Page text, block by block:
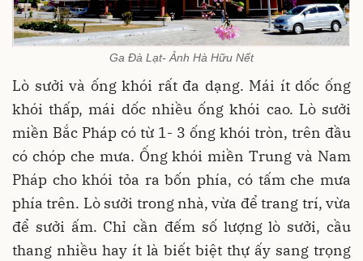
Ga Đà Lạt- Ảnh Hà Hữu Nết
Lò sưởi và ống khói rất đa dạng. Mái ít dốc ống
khói thấp, mái dốc nhiều ống khói cao. Lò sưởi
miền Bắc Pháp có từ 1- 3 ống khói tròn, trên đầu
có chóp che mưa. Ống khói miền Trung và Nam
Pháp cho khói tỏa ra bốn phía, có tấm che mưa
phía trên. Lò sưởi trong nhà, vừa để trang trí, vừa
để sưởi ấm. Chỉ cần đếm số lượng lò sưởi, cầu
thang nhiều hay ít là biết biệt thự ấy sang trọng